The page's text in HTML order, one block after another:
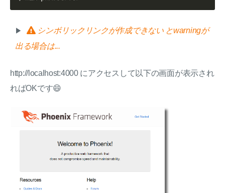
シンボリックリンクが作成できない とwarningが
出る場合は...
http://localhost:4000 にアクセスして以下の画面が表示され
ればOKです😄